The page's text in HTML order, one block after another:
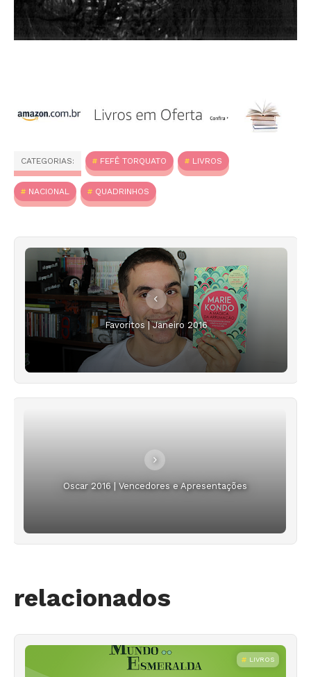
CATEGORIAS: FEFÊ TORQUATO LIVROS
NACIONAL QUADRINHOS
Favoritos | Janeiro 2016
Oscar 2016 | Vencedores e Apresentações
relacionados
LIVROS